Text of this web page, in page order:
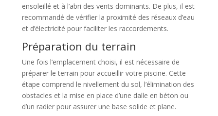
ensoleillé et à l’abri des vents dominants. De plus, il est
recommandé de vérifier la proximité des réseaux d’eau
et d’électricité pour faciliter les raccordements.
Préparation du terrain
Une fois l’emplacement choisi, il est nécessaire de
préparer le terrain pour accueillir votre piscine. Cette
étape comprend le nivellement du sol, l’élimination des
obstacles et la mise en place d’une dalle en béton ou
d’un radier pour assurer une base solide et plane.